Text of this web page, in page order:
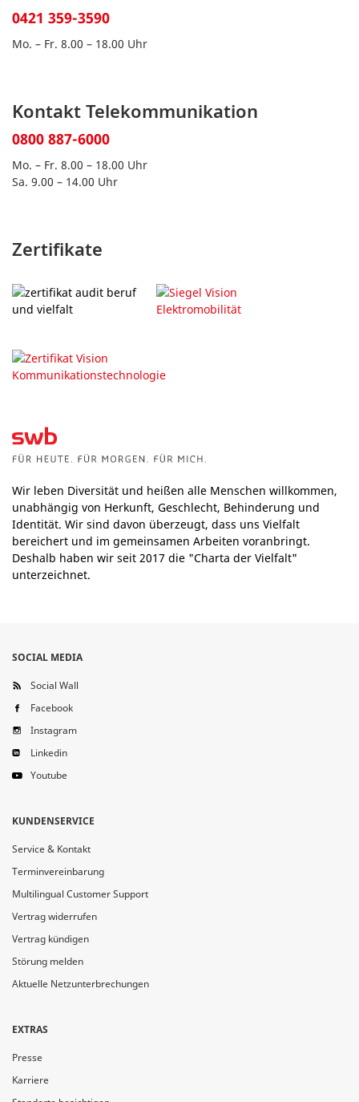
0421 359-3590
Mo. – Fr. 8.00 – 18.00 Uhr
Kontakt Telekommunikation
0800 887-6000
Mo. – Fr. 8.00 – 18.00 Uhr
Sa. 9.00 – 14.00 Uhr
Zertifikate
Wir leben Diversität und heißen alle Menschen willkommen,
unabhängig von Herkunft, Geschlecht, Behinderung und
Identität. Wir sind davon überzeugt, dass uns Vielfalt
bereichert und im gemeinsamen Arbeiten voranbringt.
Deshalb haben wir seit 2017 die "Charta der Vielfalt"
unterzeichnet.
SOCIAL MEDIA
Social Wall
Facebook
Instagram
Linkedin
Youtube
KUNDENSERVICE
Service & Kontakt
Terminvereinbarung
Multilingual Customer Support
Vertrag widerrufen
Vertrag kündigen
Störung melden
Aktuelle Netzunterbrechungen
EXTRAS
Presse
Karriere